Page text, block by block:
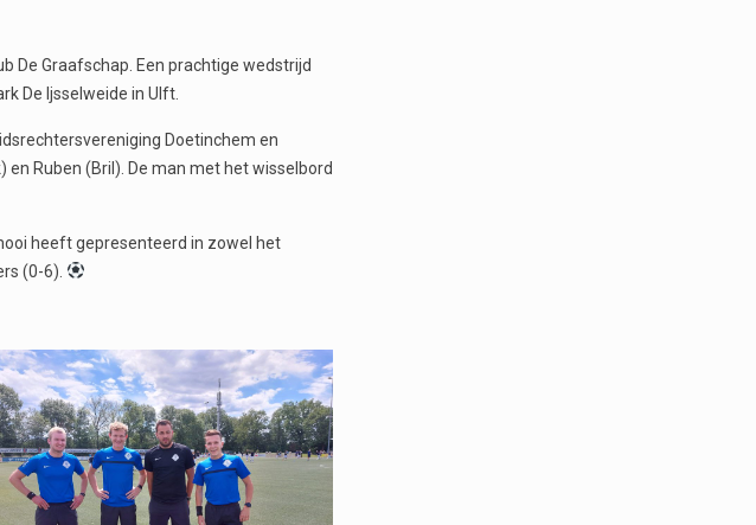
De Graafschap. Een prachtige wedstrijd
De Ijsselweide in Ulft.
Doetinchem en
Ruben (Bril). De man met het wisselbord
heeft gepresenteerd in zowel het
(0-6).